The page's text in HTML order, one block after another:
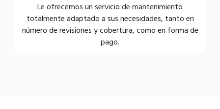
Le ofrecemos un servicio de mantenimiento
totalmente adaptado a sus necesidades, tanto en
número de revisiones y cobertura, como en forma de
pago.